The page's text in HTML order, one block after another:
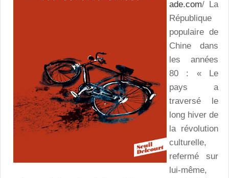
ade.com/ La
République
populaire de
Chine dans
les années
80 : « Le
pays a
traversé le
long hiver de
la révolution
culturelle,
refermé sur
lui-même,